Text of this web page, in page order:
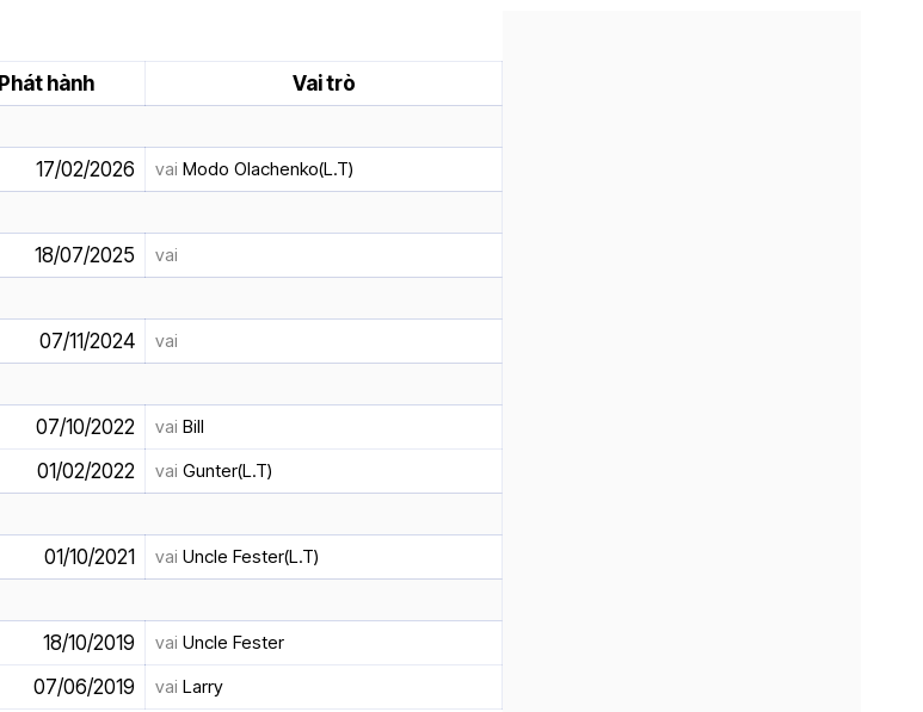
Phát hành Vai trò
17/02/2026 vai Modo Olachenko(L.T)
18/07/2025
vai
07/11/2024
vai
07/10/2022 vai Bill
01/02/2022 vai Gunter(L.T)
01/10/2021 vai Uncle Fester(L.T)
18/10/2019 vai Uncle Fester
07/06/2019 vai Larry